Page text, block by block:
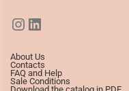
About Us
Contacts
FAQ and Help
Sale Conditions